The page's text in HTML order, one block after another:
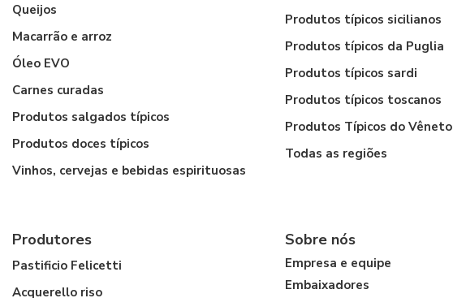
Queijos
Macarrão e arroz
Óleo EVO
Carnes curadas
Produtos salgados típicos
Produtos doces típicos
Vinhos, cervejas e bebidas espirituosas
Produtos típicos sicilianos
Produtos típicos da Puglia
Produtos típicos sardi
Produtos típicos toscanos
Produtos Típicos do Vêneto
Todas as regiões
Produtores
Pastificio Felicetti
Acquerello riso
Sobre nós
Empresa e equipe
Embaixadores